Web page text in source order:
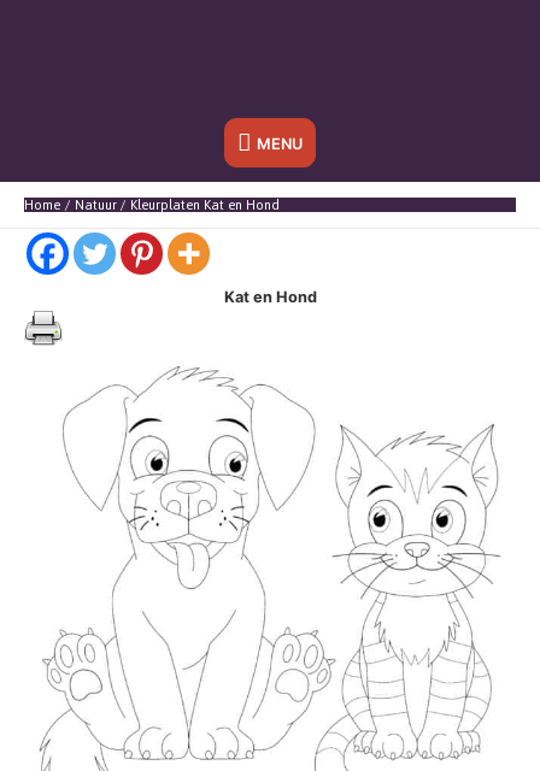
Onder
header
MENU
Home Natuur Kleurplaten Kat en Hond
Kat en Hond